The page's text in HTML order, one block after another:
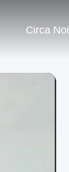
Circa Noi